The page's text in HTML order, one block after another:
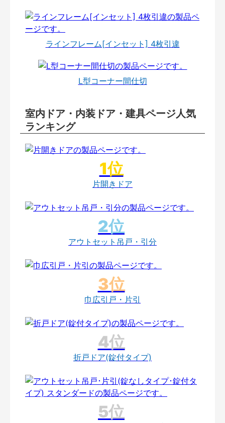
ラインフレーム[インセット] 4枚引違
L型コーナー間仕切
室内ドア・内装ドア・建具ページ人気
ランキング
片開きドア
アウトセット吊戸・引分
巾広引戸・片引
折戸ドア(錠付タイプ)